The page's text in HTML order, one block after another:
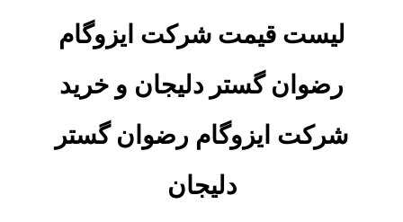
لیست قیمت شرکت ایزوگام
رضوان گستر دلیجان و خرید
شرکت ایزوگام رضوان گستر
دلیجان